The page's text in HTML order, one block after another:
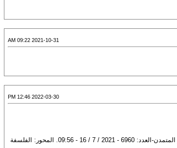
2021-10-31 09:22 AM
2022-03-30 12:46 PM
جوجل كملفات PDF ... اخبار العراق; العراق الان; العراق اليوم; عاجل; مدينتي. اخبار بغداد; اخبار الانبار; اخبار ... قراءة في كتاب أنتوني فلو: هناك إله (2-2) عبدالخالق حسين. الحوار المتمدن-العدد: 6960 - 2021 / 7 / 16 - 09:56. المحور: الفلسفة